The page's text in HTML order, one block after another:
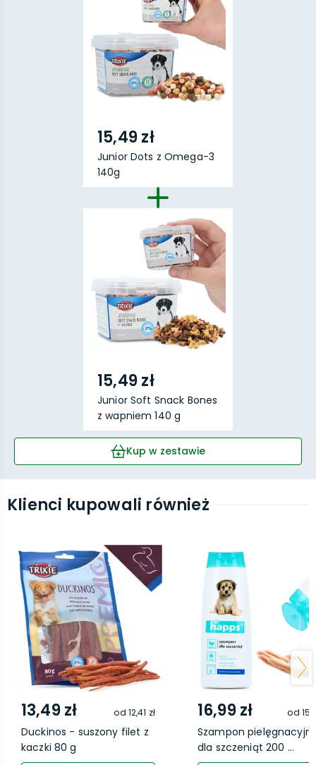
15,49 zł
Junior Dots z Omega-3
140g
15,49 zł
Junior Soft Snack Bones
z wapniem 140 g
Kup w zestawie
Klienci kupowali również
13,49 zł od 12,41 zł
Duckinos - suszony filet z
kaczki 80 g
16,99 zł od
Szampon
dla szczeniąt 200 ...